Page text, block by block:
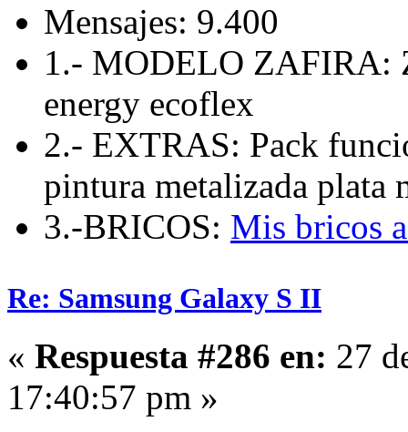
Mensajes: 9.400
1.- MODELO ZAFIRA:
energy ecoflex
2.- EXTRAS: Pack
pintura metalizada plata
3.-BRICOS: Mis bricos
Re: Samsung Galaxy S II
« Respuesta #286 en: 27
17:40:57 pm »